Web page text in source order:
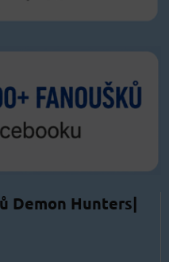
Demon Hunters|